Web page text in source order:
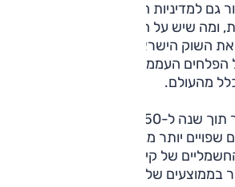
שיש על המדפים, אני מעריך, יימסר.
השוק הישראלי על פי הצלחתו, יש
העממיים. לצורך כך, הם צריכים
מהעולם.
שפויים יותר מגלגל אותו בשמחה; כמעט
החשמליים של קיה מדרום קוריאה נוחת